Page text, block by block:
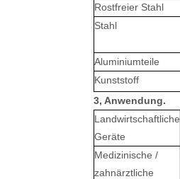
Rostfreier Stahl
Stahl
Aluminiumteile
Kunststoff
3, Anwendung.
Landwirtschaftliche
Geräte
Medizinische /
zahnärztliche